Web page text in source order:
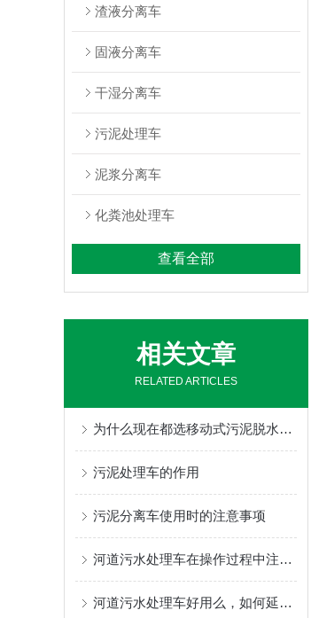
渣液分离车
固液分离车
干湿分离车
污泥处理车
泥浆分离车
化粪池处理车
查看全部
相关文章
RELATED ARTICLES
为什么现在都选移动式污泥脱水车？
污泥处理车的作用
污泥分离车使用时的注意事项
河道污水处理车在操作过程中注意的问题
河道污水处理车好用么，如何延长使用寿命